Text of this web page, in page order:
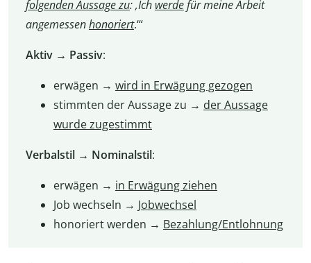
folgenden Aussage zu: ‚Ich werdefür meine Arbeit
angemessenhonoriert.‘“
Aktiv → Passiv:
erwägen → wird in Erwägung gezogen
stimmten der Aussage zu → der Aussage
wurde zugestimmt
Verbalstil → Nominalstil:
erwägen → in Erwägung ziehen
Job wechseln → Jobwechsel
honoriert werden → Bezahlung/Entlohnung